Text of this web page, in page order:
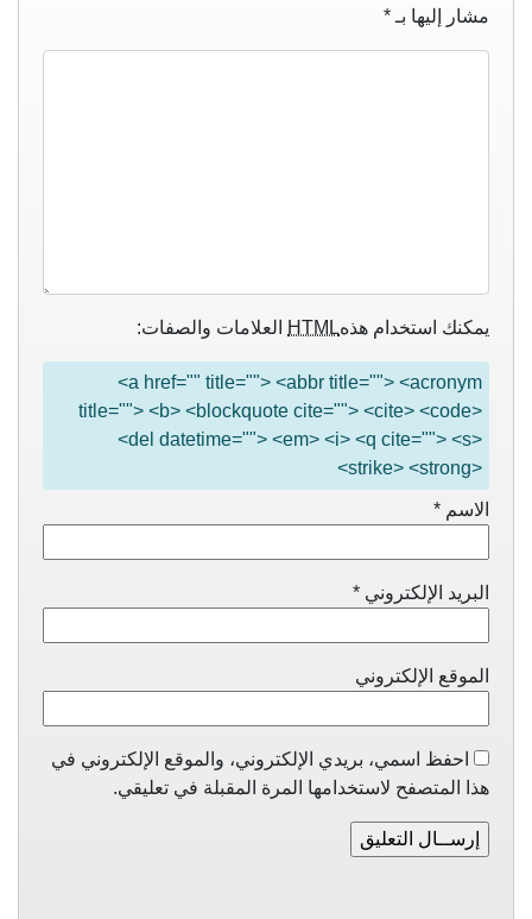
مشار إليها بـ *
يمكنك استخدام هذهHTML العلامات والصفات:
<a href="" title=""> <abbr title=""> <acronym
title=""> <b> <blockquote cite=""> <cite> <code>
<del datetime=""> <em> <i> <q cite=""> <s>
<strike> <strong>
الاسم *
البريد الإلكتروني *
الموقع الإلكتروني
احفظ اسمي، بريدي الإلكتروني، والموقع الإلكتروني في
هذا المتصفح لاستخدامها المرة المقبلة في تعليقي.